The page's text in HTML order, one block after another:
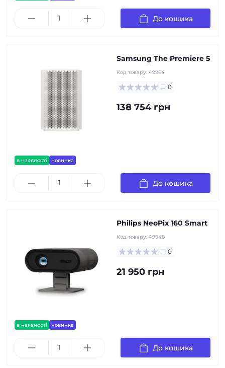
До кошика
в наявності новинка
Samsung The Premiere 5
Код товару: 49964
0
138 754 грн
До кошика
в наявності новинка
Philips NeoPix 160 Smart
Код товару: 49948
0
21 950 грн
До кошика